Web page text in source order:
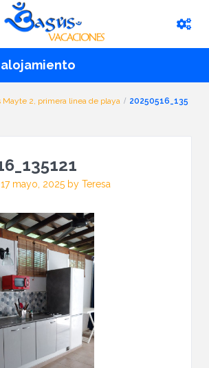
Mayte 2, primera linea de playa
20250516_135
mayo, 2025 by Teresa